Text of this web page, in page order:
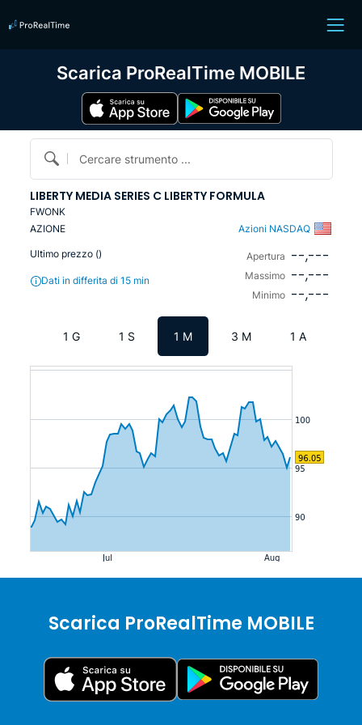
Cercare strumento ...
LIBERTY MEDIA SERIES C LIBERTY FORMULA
FWONK
AZIONE
Azioni NASDAQ
Ultimo prezzo ()
Dati in differita di 15 min
Apertura --,---
Massimo --,---
Minimo --,---
1 G 1 S 1 M 3 M 1 A
Scarica ProRealTime MOBILE
Scarica ProRealTime MOBILE